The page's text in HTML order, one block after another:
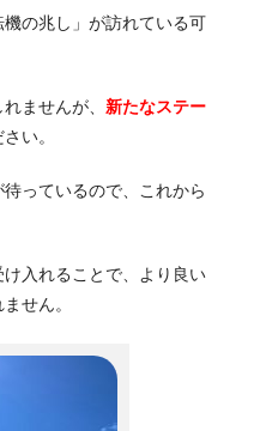
の兆し」が訪れている可
ませんが、 新たなステー
い。
っているので、これから
入れることで、より良い
せん。